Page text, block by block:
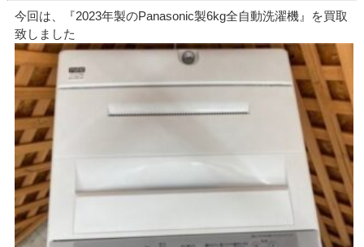
今回は、『2023年製のPanasonic製6kg全自動洗濯機』を買取
致しました